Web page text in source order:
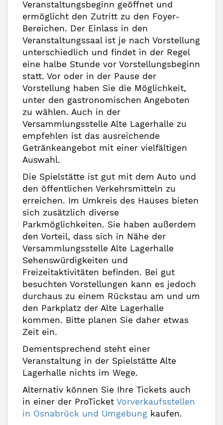
Veranstaltungsbeginn geöffnet und
ermöglicht den Zutritt zu den Foyer-
Bereichen. Der Einlass in den
Veranstaltungssaal ist je nach Vorstellung
unterschiedlich und findet in der Regel
eine halbe Stunde vor Vorstellungsbeginn
statt. Vor oder in der Pause der
Vorstellung haben Sie die Möglichkeit,
unter den gastronomischen Angeboten
zu wählen. Auch in der
Versammlungsstelle Alte Lagerhalle zu
empfehlen ist das ausreichende
Getränkeangebot mit einer vielfältigen
Auswahl.
Die Spielstätte ist gut mit dem Auto und
den öffentlichen Verkehrsmitteln zu
erreichen. Im Umkreis des Hauses bieten
sich zusätzlich diverse
Parkmöglichkeiten. Sie haben außerdem
den Vorteil, dass sich in Nähe der
Versammlungsstelle Alte Lagerhalle
Sehenswürdigkeiten und
Freizeitaktivitäten befinden. Bei gut
besuchten Vorstellungen kann es jedoch
durchaus zu einem Rückstau am und um
den Parkplatz der Alte Lagerhalle
kommen. Bitte planen Sie daher etwas
Zeit ein.
Dementsprechend steht einer
Veranstaltung in der Spielstätte Alte
Lagerhalle nichts im Wege.
Alternativ können Sie Ihre Tickets auch
in einer der ProTicket Vorverkaufsstellen
in Osnabrück und Umgebung kaufen.